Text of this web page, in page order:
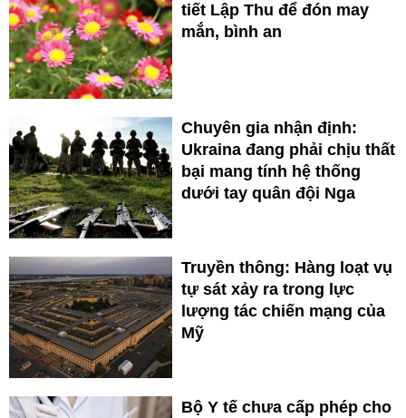
tiết Lập Thu để đón may
mắn, bình an
Chuyên gia nhận định:
Ukraina đang phải chịu thất
bại mang tính hệ thống
dưới tay quân đội Nga
Truyền thông: Hàng loạt vụ
tự sát xảy ra trong lực
lượng tác chiến mạng của
Mỹ
Bộ Y tế chưa cấp phép cho